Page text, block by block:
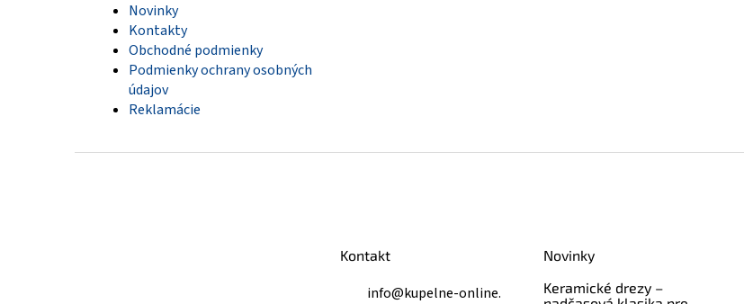
Novinky
Kontakty
Obchodné podmienky
Podmienky ochrany osobných
údajov
Reklamácie
Kontakt
info@kupelne-online.
Novinky
Keramické drezy –